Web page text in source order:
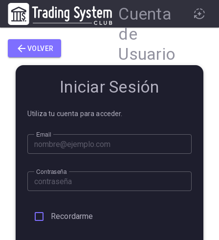
Cuenta
de
Usuario
VOLVER
Iniciar Sesión
Utiliza tu cuenta para acceder.
Email
Contraseña
Recordarme